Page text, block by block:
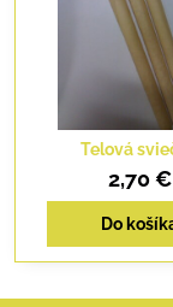
Telová
2,70 €
Do